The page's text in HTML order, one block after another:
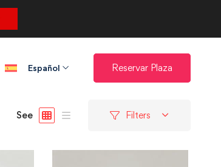
Español Reservar Plaza
See Filters